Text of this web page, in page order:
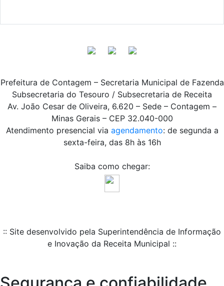
Prefeitura de Contagem – Secretaria Municipal de Fazenda
Subsecretaria do Tesouro / Subsecretaria de Receita
Av. João Cesar de Oliveira, 6.620 – Sede – Contagem –
Minas Gerais – CEP 32.040-000
Atendimento presencial via agendamento: de segunda a
sexta-feira, das 8h às 16h
Saiba como chegar:
:: Site desenvolvido pela Superintendência de Informação
e Inovação da Receita Municipal ::